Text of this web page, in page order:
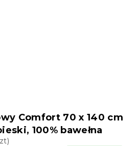
Comfort 70 x 140 cm
100% bawełna